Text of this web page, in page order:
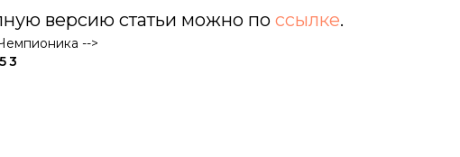
версию статьи можно по ссылке.
-->